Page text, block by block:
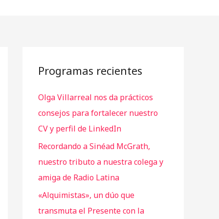
Programas recientes
Olga Villarreal nos da prácticos
consejos para fortalecer nuestro
CV y perfil de LinkedIn
Recordando a Sinéad McGrath,
nuestro tributo a nuestra colega y
amiga de Radio Latina
«Alquimistas», un dúo que
transmuta el Presente con la